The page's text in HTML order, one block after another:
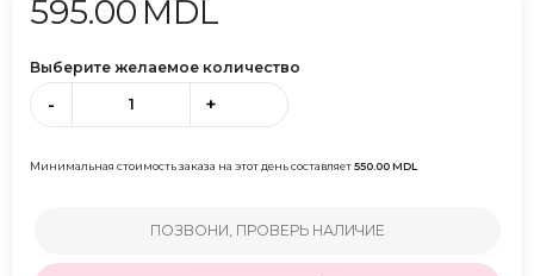
595.00 MDL
Выберите желаемое количество
- +
Минимальная стоимость заказа на этот день составляет550.00MDL
ПОЗВОНИ, ПРОВЕРЬ НАЛИЧИЕ